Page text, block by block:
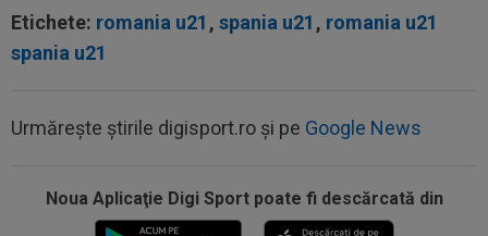
Etichete: romania u21 , spania u21 , romania u21
spania u21
Urmărește știrile digisport.ro și pe Google News
Noua Aplicaţie Digi Sport poate fi descărcată din